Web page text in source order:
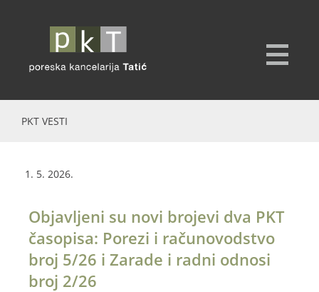
PKT VESTI
Objavljeni su novi brojevi dva PKT
časopisa: Porezi i računovodstvo
broj 5/26 i Zarade i radni odnosi
broj 2/26
1. 5. 2026.